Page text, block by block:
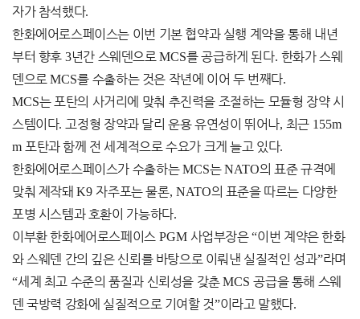
자가 참석했다.
한화에어로스페이스는 이번 기본 협약과 실행 계약을 통해 내년
부터 향후 3년간 스웨덴으로MCS를 공급하게 된다. 한화가 스웨
덴으로MCS를 수출하는 것은 작년에 이어 두 번째다.
MCS는 포탄의 사거리에 맞춰 추진력을 조절하는 모듈형 장약 시
스템이다. 고정형 장약과 달리 운용 유연성이 뛰어나, 최근 155m
m 포탄과 함께 전 세계적으로 수요가 크게 늘고 있다.
한화에어로스페이스가 수출하는MCS는NATO의 표준 규격에
맞춰 제작돼K9자주포는 물론, NATO의 표준을 따르는 다양한
포병 시스템과 호환이 가능하다.
이부환 한화에어로스페이스 PGM 사업부장은“이번 계약은 한화
와 스웨덴 간의 깊은 신뢰를 바탕으로 이뤄낸 실질적인 성과”라며
“세계 최고 수준의 품질과 신뢰성을 갖춘MCS공급을 통해 스웨
덴 국방력 강화에 실질적으로 기여할 것”이라고 말했다.